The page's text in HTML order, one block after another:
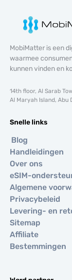
MobiMatter is een
waarmee
kunnen vinden en
14th floor, Al Sarab
Al Maryah Island, Abu
Snelle links
Blog
Handleidingen
Over ons
eSIM-
Algemene
Privacybeleid
Levering- en
Sitemap
Affiliate
Bestemmingen